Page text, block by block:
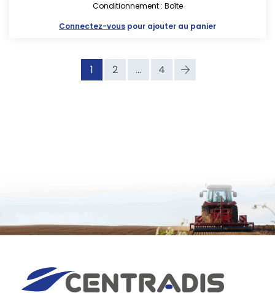
Conditionnement : Boîte
Connectez-vous pour ajouter au panier
1 2 ... 4